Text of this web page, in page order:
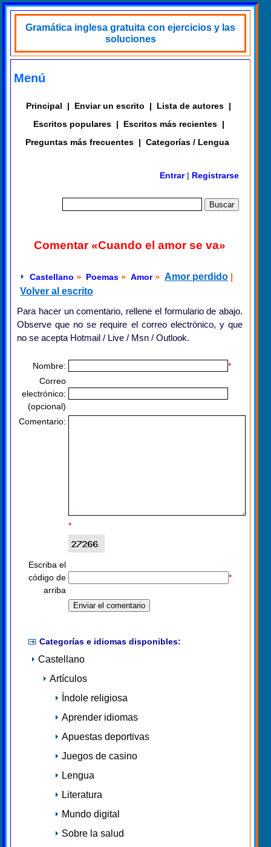
Gramática inglesa gratuita con ejercicios y las
soluciones
Menú
Principal | Enviar un escrito | Lista de autores |
Escritos populares | Escritos más recientes |
Preguntas más frecuentes | Categorías / Lengua
Entrar| Registrarse
Comentar «Cuando el amor se va»
Castellano » Poemas » Amor» Amor perdido |
Volver al escrito
Para hacer un comentario, rellene el formulario de abajo.
Observe que no se require el correo electrónico, y que
no se acepta Hotmail / Live / Msn / Outlook.
Nombre:
*
Correo
electrónico:
(opcional)
Comentario:
*
Escriba el
código de
arriba
*
Categorías e idiomas disponibles:
Castellano
Artículos
Índole religiosa
Aprender idiomas
Apuestas deportivas
Juegos de casino
Lengua
Literatura
Mundo digital
Sobre la salud